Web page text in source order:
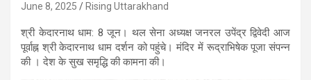
June 8, 2025 Rising Uttarakhand
श्री केदारनाथ धाम: 8 जून। थल सेना अध्यक्ष जनरल उपेंद्र द्विवेदी आज
पूर्वाह्न श्री केदारनाथ धाम दर्शन को पहुंचे। मंदिर में रूद्राभिषेक पूजा संपन्न
की । देश के सुख समृद्धि की कामना की।